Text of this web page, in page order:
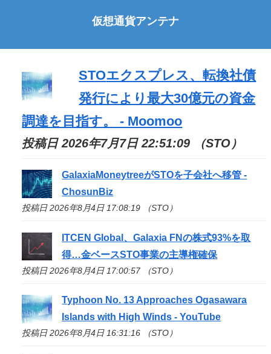
仮想通貨アンテナ
STOエクスプレス、転換社債
発行により最大30億元の資金
調達を目指す。 - Moomoo
投稿日 2026年7月7日 22:51:09 （STO）
GalaxiaMoneytreeがSTOを子会社へ移管 -
ChosunBiz
投稿日 2026年8月4日 17:08:19 （STO）
ITCEN Global、Galaxia FNの株式93%を取
得…金ベースSTO事業の主導権確保
投稿日 2026年8月4日 17:00:57 （STO）
Typhoon No. 13 Approaches Ogasawara
Islands with High Winds - YouTube
投稿日 2026年8月4日 16:31:16 （STO）